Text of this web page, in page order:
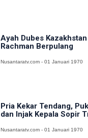
Ayah Dubes Kazakhstan
Rachman Berpulang
Nusantaratv.com - 01 Januari 1970
Pria Kekar Tendang,
dan Injak Kepala Sopir
Nusantaratv.com - 01 Januari 1970